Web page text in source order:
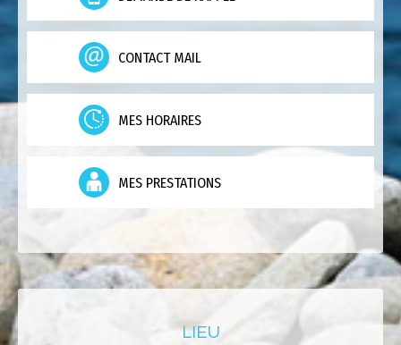
CONTACT MAIL
MES HORAIRES
MES PRESTATIONS
LIEU